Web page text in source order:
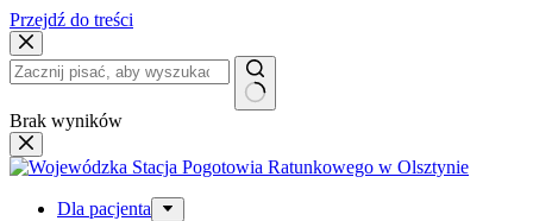
Przejdź do treści
Brak wyników
Dla pacjenta